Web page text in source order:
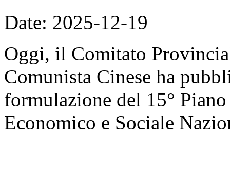
Date: 2025-12-19
Oggi, il Comitato
Comunista Cinese ha
formulazione del 15°
Economico e Sociale